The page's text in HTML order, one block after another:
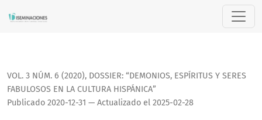
Introducción al dossier “Demonios, espíritus y seres
VOL. 3 NÚM. 6 (2020), DOSSIER: “DEMONIOS, ESPÍRITUS Y SERES
FABULOSOS EN LA CULTURA HISPÁNICA”
Publicado 2020-12-31 — Actualizado el 2025-02-28